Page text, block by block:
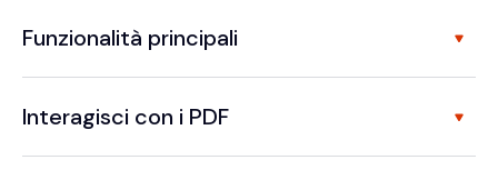
Funzionalità principali
Interagisci con i PDF